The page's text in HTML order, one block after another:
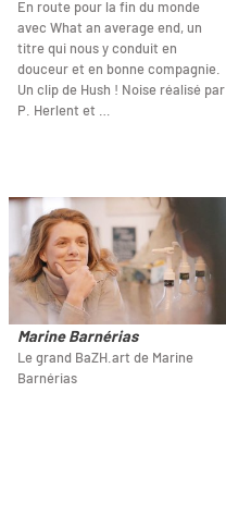
En route pour la fin du monde
avec What an average end, un
titre qui nous y conduit en
douceur et en bonne compagnie.
Un clip de Hush ! Noise réalisé par
P. Herlent et …
Marine Barnérias
Le grand BaZH.art de Marine
Barnérias